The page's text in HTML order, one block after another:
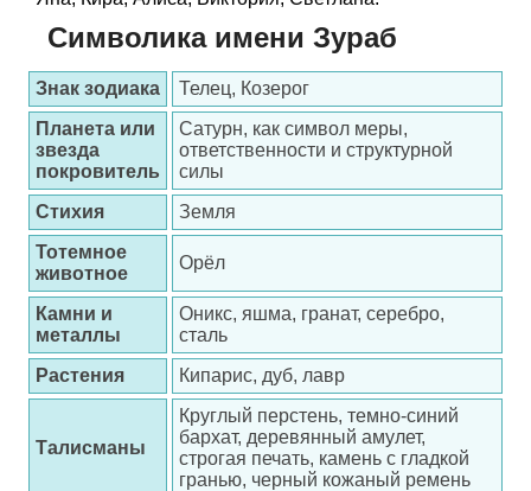
Символика имени Зураб
Знак зодиака
Телец, Козерог
Планета или
звезда
покровитель
Сатурн, как символ меры,
ответственности и структурной
силы
Стихия
Земля
Тотемное
животное
Орёл
Камни и
металлы
Оникс, яшма, гранат, серебро,
сталь
Растения
Кипарис, дуб, лавр
Талисманы
Круглый перстень, темно-синий
бархат, деревянный амулет,
строгая печать, камень с гладкой
гранью, черный кожаный ремень